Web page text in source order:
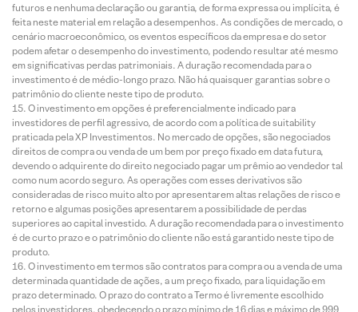
futuros e nenhuma declaração ou garantia, de forma expressa ou implícita, é
feita neste material em relação a desempenhos. As condições de mercado, o
cenário macroeconômico, os eventos específicos da empresa e do setor
podem afetar o desempenho do investimento, podendo resultar até mesmo
em significativas perdas patrimoniais. A duração recomendada para o
investimento é de médio-longo prazo. Não há quaisquer garantias sobre o
patrimônio do cliente neste tipo de produto.
O investimento em opções é preferencialmente indicado para
investidores de perfil agressivo, de acordo com a política de suitability
praticada pela XP Investimentos. No mercado de opções, são negociados
direitos de compra ou venda de um bem por preço fixado em data futura,
devendo o adquirente do direito negociado pagar um prêmio ao vendedor tal
como num acordo seguro. As operações com esses derivativos são
consideradas de risco muito alto por apresentarem altas relações de risco e
retorno e algumas posições apresentarem a possibilidade de perdas
superiores ao capital investido. A duração recomendada para o investimento
é de curto prazo e o patrimônio do cliente não está garantido neste tipo de
produto.
O investimento em termos são contratos para compra ou a venda de uma
determinada quantidade de ações, a um preço fixado, para liquidação em
prazo determinado. O prazo do contrato a Termo é livremente escolhido
pelos investidores, obedecendo o prazo mínimo de 16 dias e máximo de 999